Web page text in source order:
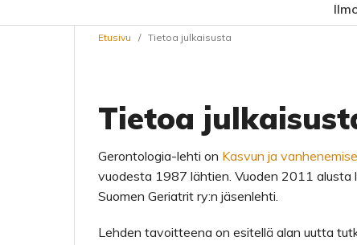
Etusivu / Tietoa julkaisusta
Tietoa
Gerontologia-lehti on Kasvun ja
vuodesta 1987 lähtien. Vuoden 2011 alusta
Suomen Geriatrit ry:n jäsenlehti.
Lehden tavoitteena on esitellä alan uutta